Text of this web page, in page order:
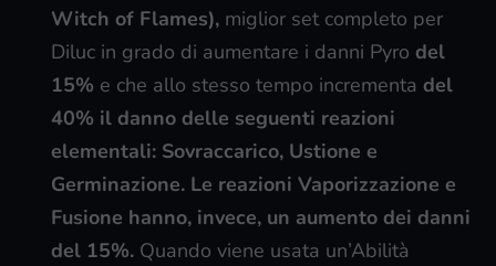
Witch of Flames), miglior set completo per
Diluc in grado di aumentare i danni Pyro del
15% e che allo stesso tempo incrementa del
40% il danno delle seguenti reazioni
elementali: Sovraccarico, Ustione e
Germinazione. Le reazioni Vaporizzazione e
Fusione hanno, invece, un aumento dei danni
del 15%. Quando viene usata un’Abilità